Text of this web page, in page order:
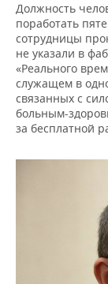
Должность
поработать
сотрудницы
не указали в
«Реального
служащем в
связанных с
больным-
за бесплатной